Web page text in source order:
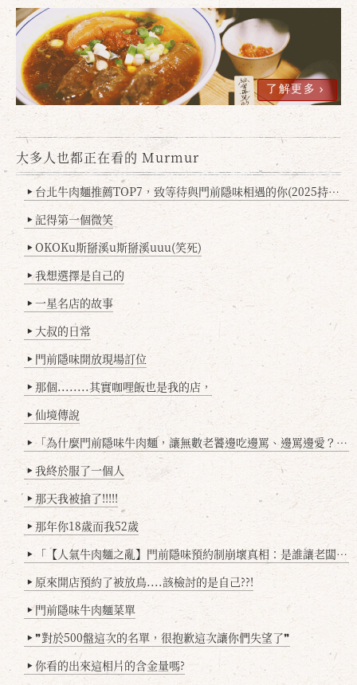
了解更多
大多人也都正在看的 Murmur
▶ 台北牛肉麵推薦TOP7，致等待與門前隱味相遇的你(2025持續更新
▶ 記得第一個微笑
▶ OKOKu斯掰溪u斯掰溪uuu(笑死)
▶ 我想選擇是自己的
▶ 一星名店的故事
▶ 大叔的日常
▶ 門前隱味開放現場訂位
▶ 那個........其實咖哩飯也是我的店，
▶ 仙境傳說
▶ 「為什麼門前隱味牛肉麵，讓無數老饕邊吃邊罵、邊罵邊愛？小辣雞揭密！」
▶ 我終於服了一個人
▶ 那天我被搶了!!!!!
▶ 那年你18歲而我52歲
▶ 「【人氣牛肉麵之亂】門前隱味預約制崩壞真相：是誰讓老闆心灰意冷？」
▶ 原來開店預約了被放鳥....該檢討的是自己??!
▶ 門前隱味牛肉麵菜單
▶ ❞對於500盤這次的名單，很抱歉這次讓你們失望了❞
▶ 你看的出來這相片的含金量嗎?